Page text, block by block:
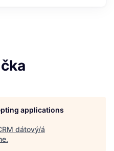
applications
dátový/á
.